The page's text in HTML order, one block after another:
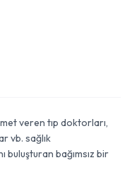
veren tıp doktorları,
vb. sağlık
buluşturan bağımsız bir